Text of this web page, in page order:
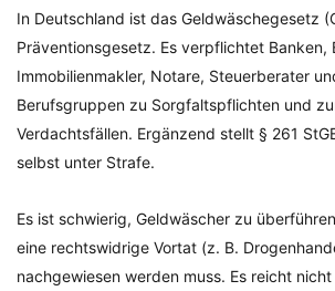
In Deutschland ist das Geldwäschegesetz
Präventionsgesetz. Es verpflichtet Banken,
Immobilienmakler, Notare, Steuerberater
Berufsgruppen zu Sorgfaltspflichten und
Verdachtsfällen. Ergänzend stellt § 261
selbst unter Strafe.
Es ist schwierig, Geldwäscher zu
eine rechtswidrige Vortat (z. B.
nachgewiesen werden muss. Es reicht